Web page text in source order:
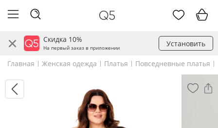
Скидка 10%
На первый заказ в приложении Установить
Главная Женская одежда Платья Повседневные платья